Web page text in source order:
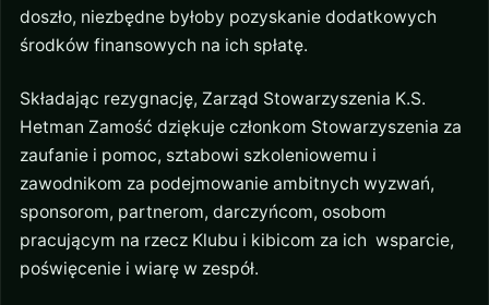
doszło, niezbędne byłoby pozyskanie dodatkowych
środków finansowych na ich spłatę.
Składając rezygnację, Zarząd Stowarzyszenia K.S.
Hetman Zamość dziękuje członkom Stowarzyszenia za
zaufanie i pomoc, sztabowi szkoleniowemu i
zawodnikom za podejmowanie ambitnych wyzwań,
sponsorom, partnerom, darczyńcom, osobom
pracującym na rzecz Klubu i kibicom za ich wsparcie,
poświęcenie i wiarę w zespół.